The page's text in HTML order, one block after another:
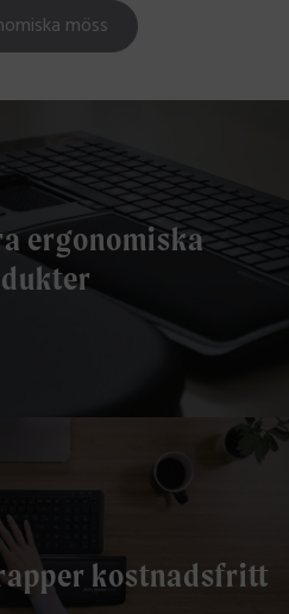
möss
ergonomiska
kostnadsfritt